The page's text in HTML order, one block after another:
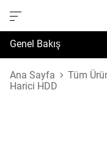
Genel Bakış
Özellikler
Ana Sayfa Tüm
Harici HDD